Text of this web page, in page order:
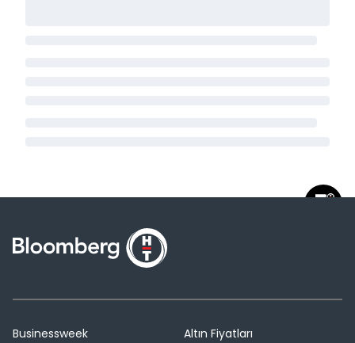
Businessweek
Altın Fiyatları